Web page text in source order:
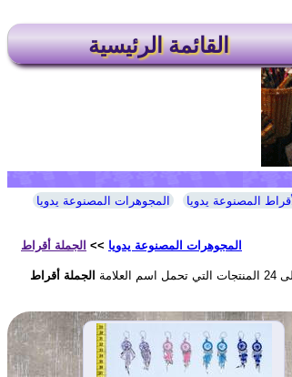
القائمة الرئيسية
المجوهرات المصنوعة يدويا المصنوعة يدويا
المجوهرات المصنوعة يدويا >> الجملة أقراط
العلامة الجملة أقراط